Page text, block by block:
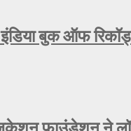
बुक ऑफ